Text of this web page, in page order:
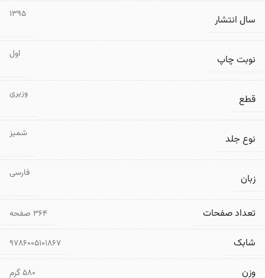
سال انتشار 1395
نوبت چاپ اول
قطع وزیری
نوع جلد شمیز
زبان فارسی
تعداد صفحات ۳۶۴ صفحه
شابک 9786005101867
وزن 580 گرم